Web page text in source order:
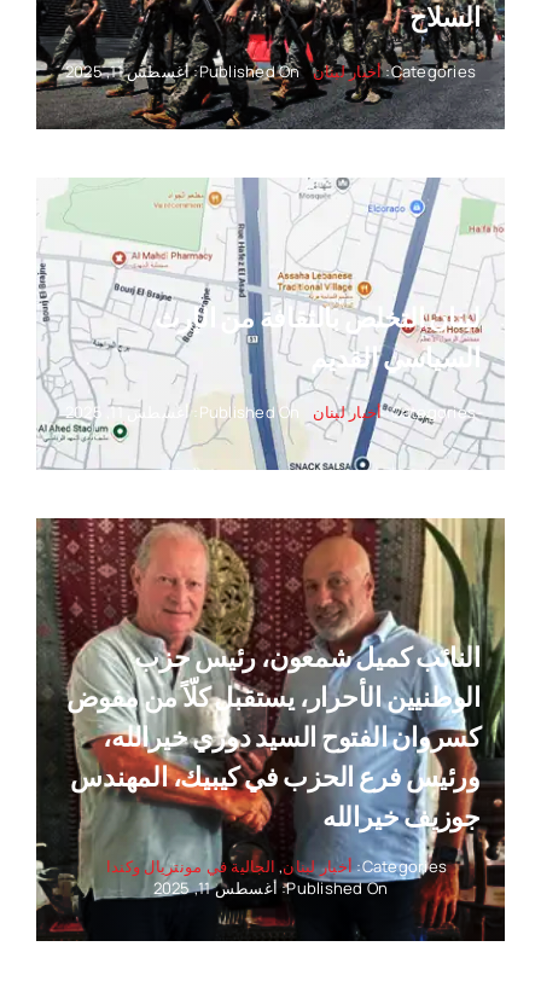
السلاح
Categories: أخبار لبنان Published On: أغسطس 11, 2025
لبنان التخلص بالثقافة من الإرث
السياسي القديم
Categories: أخبار لبنان Published On: أغسطس 11, 2025
النائب كميل شمعون، رئيس حزب
الوطنيين الأحرار، يستقبل كلّاً من مفوض
كسروان الفتوح السيد دوري خيرالله،
ورئيس فرع الحزب في كيبيك، المهندس
جوزيف خيرالله
Categories: أخبار لبنان, الجالية في مونتريال وكندا
Published On: أغسطس 11, 2025